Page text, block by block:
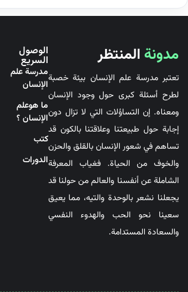
مدونة المنتظر
تعتبر مدرسة علم الإنسان بيئة خصبة
لطرح أسئلة كبرى حول وجود الإنسان
ومعناه. إن التساؤلات التي لا تزال دون
إجابة حول طبيعتنا وعلاقتنا بالكون قد
تساهم في شعور الإنسان بالقلق والحزن
والخوف من الحياة. فغياب المعرفة
الشاملة عن أنفسنا والعالم من حولنا قد
يجعلنا نشعر بالوحدة والتيه، مما يعيق
سعينا نحو الحب والهدوء النفسي
والسعادة المستدامة.
الوصول
السريع
مدرسة علم
الإنسان
ما هوعلم
الإنسان ؟
کتب
الدورات